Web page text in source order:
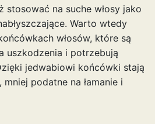
stosować na suche włosy jako
Warto wtedy
włosów, które są
uszkodzenia i potrzebują
jedwabiowi końcówki stają
podatne na łamanie i